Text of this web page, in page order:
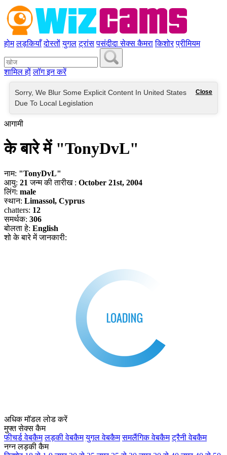
होम लड़कियाँ दोस्तों युगल ट्रांस पसंदीदा सेक्स कैमरा किशोर प्रीमियम
शामिल हों लॉग इन करें
Close
Sorry, We Blur Some Explicit Content In United States
Due To Local Legislation
आगामी
के बारे में "TonyDvL"
नाम: "TonyDvL"
आयु: 21 जन्म की तारीख : October 21st, 2004
लिंग: male
स्थान: Limassol, Cyprus
chatters: 12
समर्थक: 306
बोलता हे: English
शो के बारे में जानकारी:
अधिक मॉडल लोड करें
मुफ्त सेक्स कैम
फीचर्ड वेबकैम लड़की वेबकैम युगल वेबकैम समलैंगिक वेबकैम ट्रैनी वेबकैम
नग्न लड़की कैम